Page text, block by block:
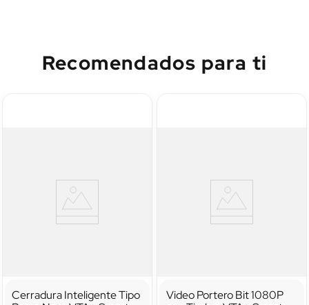
Recomendados para ti
Cerradura Inteligente Tipo
Video Portero Bit 1080P